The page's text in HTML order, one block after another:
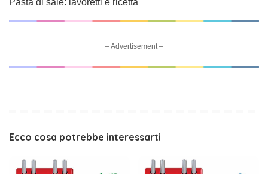
Pasta di sale: lavoretti e ricetta
– Advertisement –
Ecco cosa potrebbe interessarti